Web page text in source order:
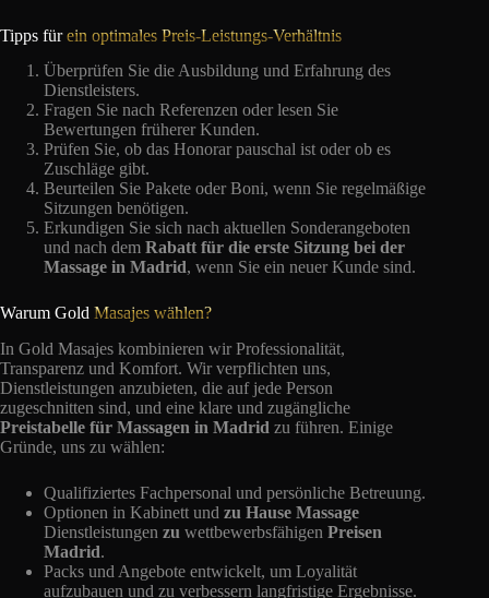
Tipps fürein optimales Preis-Leistungs-Verhältnis
Überprüfen Sie die Ausbildung und Erfahrung des
Dienstleisters.
Fragen Sie nach Referenzen oder lesen Sie
Bewertungen früherer Kunden.
Prüfen Sie, ob das Honorar pauschal ist oder ob es
Zuschläge gibt.
Beurteilen Sie Pakete oder Boni, wenn Sie regelmäßige
Sitzungen benötigen.
Erkundigen Sie sich nach aktuellen Sonderangeboten
und nach dem Rabatt für die erste Sitzung bei der
Massage in Madrid, wenn Sie ein neuer Kunde sind.
Warum Gold Masajes wählen?
In Gold Masajes kombinieren wir Professionalität,
Transparenz und Komfort. Wir verpflichten uns,
Dienstleistungen anzubieten, die auf jede Person
zugeschnitten sind, und eine klare und zugängliche
Preistabelle für Massagen in Madrid zu führen. Einige
Gründe, uns zu wählen:
Qualifiziertes Fachpersonal und persönliche Betreuung.
Optionen in Kabinett und zu Hause Massage
Dienstleistungen zu wettbewerbsfähigen Preisen
Madrid.
Packs und Angebote entwickelt, um Loyalität
aufzubauen und zu verbessern langfristige Ergebnisse.